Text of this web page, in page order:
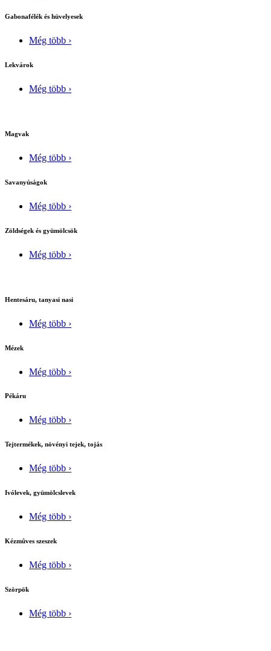
Gabonafélék és hüvelyesek
Még több ›
Lekvárok
Még több ›
Magvak
Még több ›
Savanyúságok
Még több ›
Zöldségek és gyümölcsök
Még több ›
Hentesáru, tanyasi nasi
Még több ›
Mézek
Még több ›
Pékáru
Még több ›
Tejtermékek, növényi tejek, tojás
Még több ›
Ivólevek, gyümölcslevek
Még több ›
Kézmûves szeszek
Még több ›
Szörpök
Még több ›